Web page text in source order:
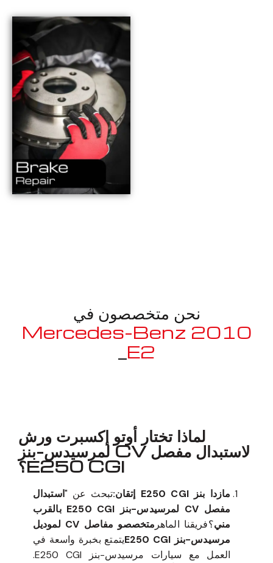
نحن متخصصون في
2010 Mercedes-Benz
E250 C
لماذا تختار أوتو إكسبرت ورش
لاستبدال مفصل CV لمرسيدس-بنز
E250 CGI؟
مازدا بنز E250 CGI إتقان: تبحث عن "استبدال
مفصل CV لمرسيدس-بنز E250 CGI بالقرب
مني؟فريقنا الماهر
متخصصو مفاصل CV لموديل
مرسيدس-بنز E250 CGI
يتمتع بخبرة واسعة في
العمل مع سيارات مرسيدس-بنز E250 CGI.